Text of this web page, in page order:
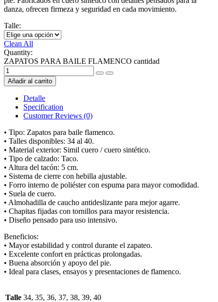
danza, ofrecen firmeza y seguridad en cada movimiento.
Talle:
Clean All
Quantity:
ZAPATOS PARA BAILE FLAMENCO cantidad
Añadir al carrito
Detalle
Specification
Customer Reviews (0)
• Tipo: Zapatos para baile flamenco.
• Talles disponibles: 34 al 40.
• Material exterior: Simil cuero / cuero sintético.
• Tipo de calzado: Taco.
• Altura del tacón: 5 cm.
• Sistema de cierre con hebilla ajustable.
• Forro interno de poliéster con espuma para mayor comodidad.
• Suela de cuero.
• Almohadilla de caucho antideslizante para mejor agarre.
• Chapitas fijadas con tornillos para mayor resistencia.
• Diseño pensado para uso intensivo.
Beneficios:
• Mayor estabilidad y control durante el zapateo.
• Excelente confort en prácticas prolongadas.
• Buena absorción y apoyo del pie.
• Ideal para clases, ensayos y presentaciones de flamenco.
Talle 34, 35, 36, 37, 38, 39, 40